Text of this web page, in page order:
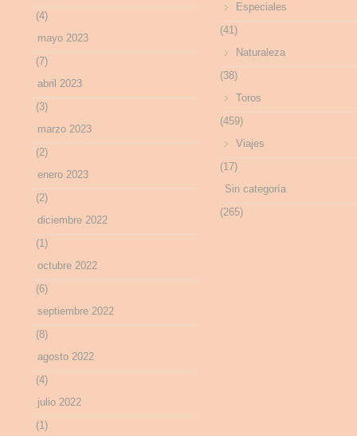
(4)
mayo 2023
(7)
abril 2023
(3)
marzo 2023
(2)
enero 2023
(2)
diciembre 2022
(1)
octubre 2022
(6)
septiembre 2022
(8)
agosto 2022
(4)
julio 2022
(1)
Especiales
(41)
Naturaleza
(38)
Toros
(459)
Viajes
(17)
Sin categoría
(265)